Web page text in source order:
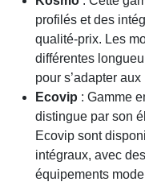
profilés et des
qualité-prix. Les
différentes
pour s’adapter
Ecovip : Gamme
distingue par son
Ecovip sont
intégraux, avec
équipements